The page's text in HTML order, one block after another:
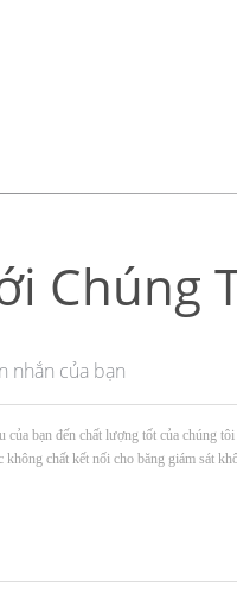
Chúng
nhắn của bạn